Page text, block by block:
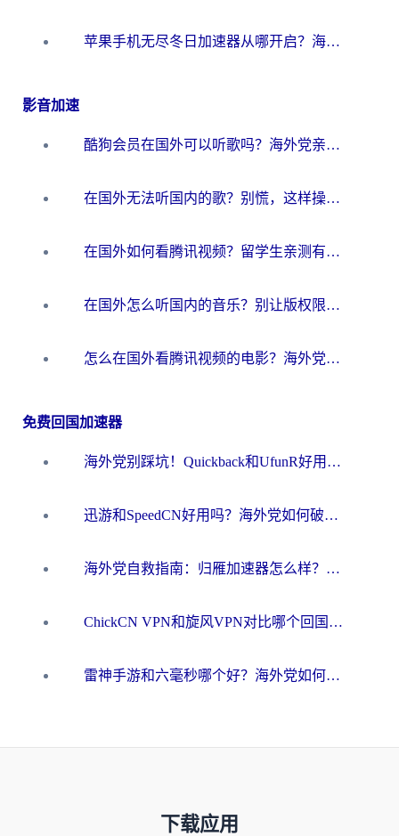
苹果手机无尽冬日加速器从哪开启？海外玩家的冬日生存指南
影音加速
酷狗会员在国外可以听歌吗？海外党亲测有效：3步解决音乐权限难题
在国外无法听国内的歌？别慌，这样操作就能畅听QQ音乐（附亲测加速器推荐）
在国外如何看腾讯视频？留学生亲测有效的回国加速方案
在国外怎么听国内的音乐？别让版权限制断了你的华语歌单
怎么在国外看腾讯视频的电影？海外党亲测有效的回国加速指南
免费回国加速器
海外党别踩坑！Quickback和UfunR好用吗？选对回国加速器才能无缝刷国内资源
迅游和SpeedCN好用吗？海外党如何破解那道看不见的墙
海外党自救指南：归雁加速器怎么样？教你避开坑实现国内资源无缝访问
ChickCN VPN和旋风VPN对比哪个回国效果更好？海外用户的选择困境与出路
雷神手游和六毫秒哪个好？海外党如何真正解锁国内资源
下载应用